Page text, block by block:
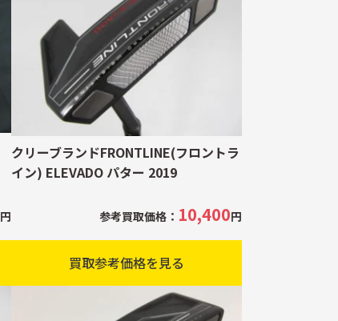
円
クリーブランドFRONTLINE(フロントラ
イン) ELEVADO パター 2019
参考買取価格： 10,400円
買取参考価格を見る